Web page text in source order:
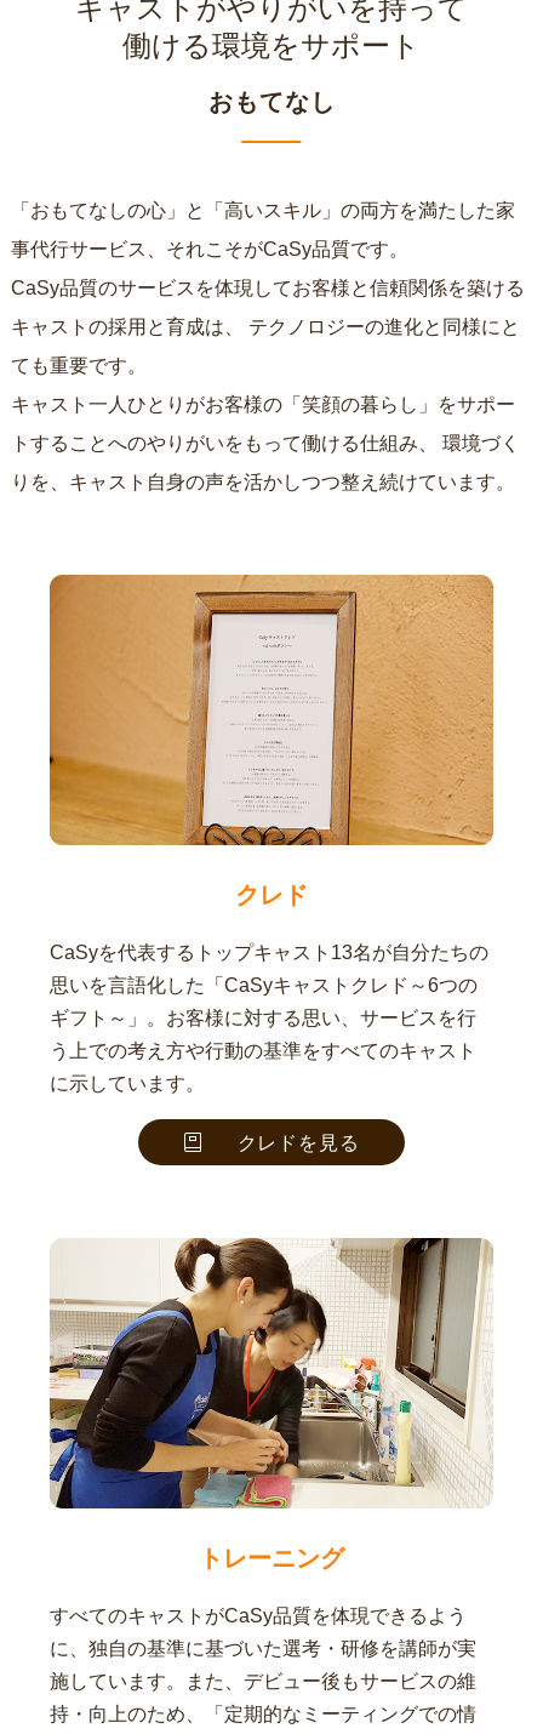
キャストがやりがいを持って
働ける環境をサポート
おもてなし
「おもてなしの心」と「高いスキル」の両方を満たした家
事代行サービス、それこそがCaSy品質です。
CaSy品質のサービスを体現してお客様と信頼関係を築ける
キャストの採用と育成は、
ても重要です。
キャスト一人ひとりがお客様の「笑顔の暮らし」をサポー
トすることへのやりがいをもって働ける仕組み、
りを、キャスト自身の声を活かしつつ整え続けています。
クレド
CaSyを代表するトップキャスト13名が自分たちの
思いを言語化した「CaSyキャストクレド～6つの
ギフト～」。お客様に対する思い、サービスを行
う上での考え方や行動の基準をすべてのキャスト
に示しています。
クレドを見る
トレーニング
すべてのキャストがCaSy品質を体現できるよう
に、独自の基準に基づいた選考・研修を講師が実
施しています。また、デビュー後もサービスの維
持・向上のため、「定期的なミーティングでの情